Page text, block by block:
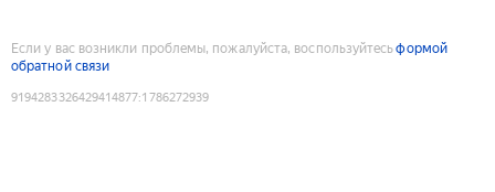
Если у вас возникли проблемы, пожалуйста, воспользуйтесьформой
обратной связи
9194283326429414877:1786272939